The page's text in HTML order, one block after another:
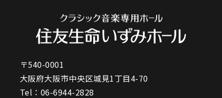
〒540-0001
大阪府大阪市中央区城見1丁目4-70
Tel： 06-6944-2828